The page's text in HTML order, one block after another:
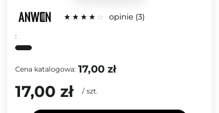
opinie 3
:
Cena katalogowa: 17,00 zł
17,00 zł / szt.